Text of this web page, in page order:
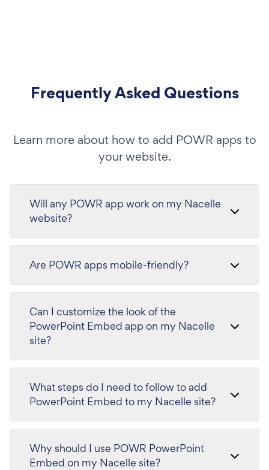
Frequently Asked Questions
Learn more about how to add POWR apps to
your website.
Will any POWR app work on my Nacelle
website?
Are POWR apps mobile-friendly?
Can I customize the look of the
PowerPoint Embed app on my Nacelle
site?
What steps do I need to follow to add
PowerPoint Embed to my Nacelle site?
Why should I use POWR PowerPoint
Embed on my Nacelle site?